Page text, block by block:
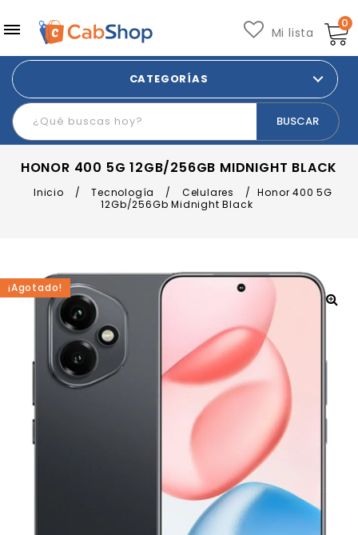
0
Mi lista
CATEGORÍAS
HONOR 400 5G 12GB/256GB MIDNIGHT BLACK
Inicio / Tecnología / Celulares /
Honor 400 5G
12Gb/256Gb Midnight Black
¡Agotado!